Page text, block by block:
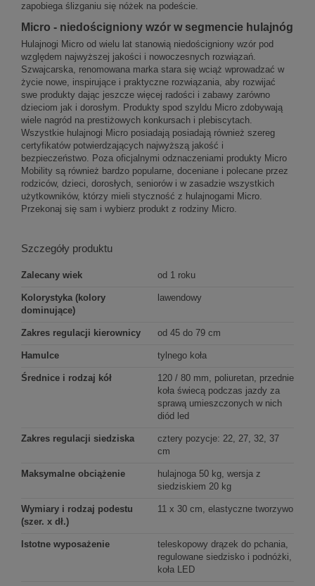
zapobiega ślizganiu się nóżek na podeście.
Micro - niedościgniony wzór w segmencie hulajnóg
Hulajnogi Micro od wielu lat stanowią niedościgniony wzór pod
względem najwyższej jakości i nowoczesnych rozwiązań.
Szwajcarska, renomowana marka stara się wciąż wprowadzać w
życie nowe, inspirujące i praktyczne rozwiązania, aby rozwijać
swe produkty dając jeszcze więcej radości i zabawy zarówno
dzieciom jak i dorosłym. Produkty spod szyldu Micro zdobywają
wiele nagród na prestiżowych konkursach i plebiscytach.
Wszystkie hulajnogi Micro posiadają posiadają również szereg
certyfikatów potwierdzających najwyższą jakość i
bezpieczeństwo. Poza oficjalnymi odznaczeniami produkty Micro
Mobility są również bardzo popularne, doceniane i polecane przez
rodziców, dzieci, dorosłych, seniorów i w zasadzie wszystkich
użytkowników, którzy mieli styczność z hulajnogami Micro.
Przekonaj się sam i wybierz produkt z rodziny Micro.
Szczegóły produktu
Zalecany wiek od 1 roku
Kolorystyka (kolory
dominujące)
lawendowy
Zakres regulacji kierownicy od 45 do 79 cm
Hamulce tylnego koła
Średnice i rodzaj kół
120 / 80 mm, poliuretan, przednie
koła świecą podczas jazdy za
sprawą umieszczonych w nich
diód led
Zakres regulacji siedziska
cztery pozycje: 22, 27, 32, 37
cm
Maksymalne obciążenie
hulajnoga 50 kg, wersja z
siedziskiem 20 kg
Wymiary i rodzaj podestu
(szer. x dł.)
11 x 30 cm, elastyczne tworzywo
Istotne wyposażenie
teleskopowy drązek do pchania,
regulowane siedzisko i podnóżki,
koła LED